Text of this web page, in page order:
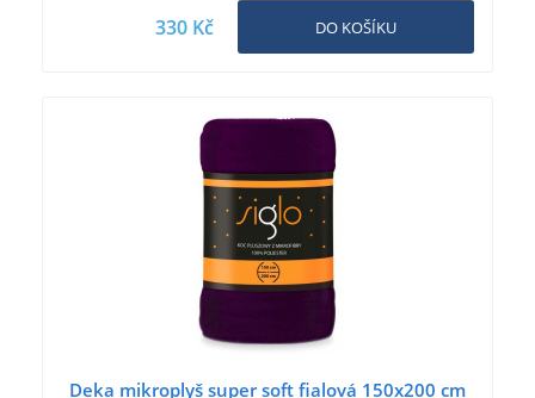
330 Kč DO KOŠÍKU
Deka mikroplyš super soft fialová 150x200 cm